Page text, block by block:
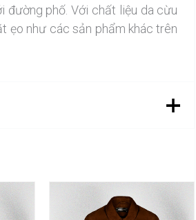
đường phố. Với chất liệu da cừu
ẹo như các sản phẩm khác trên
JACKET –